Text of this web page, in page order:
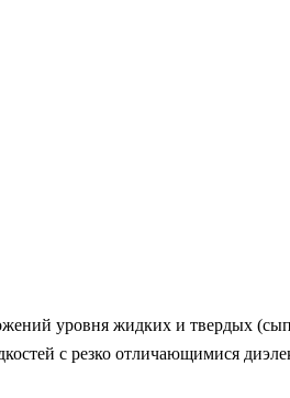
уровня жидких и твердых
с резко отличающимися